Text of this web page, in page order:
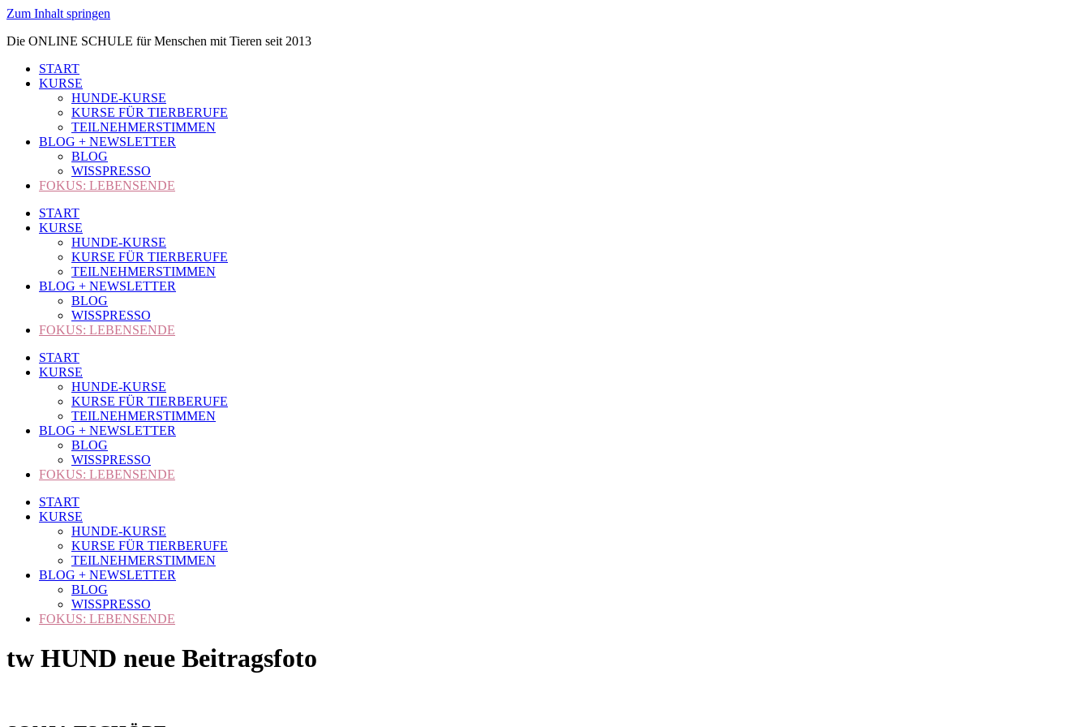
Zum Inhalt springen
Die ONLINE SCHULE für Menschen mit Tieren seit 2013
START
KURSE
HUNDE-KURSE
KURSE FÜR TIERBERUFE
TEILNEHMERSTIMMEN
BLOG + NEWSLETTER
BLOG
WISSPRESSO
FOKUS: LEBENSENDE
START
KURSE
HUNDE-KURSE
KURSE FÜR TIERBERUFE
TEILNEHMERSTIMMEN
BLOG + NEWSLETTER
BLOG
WISSPRESSO
FOKUS: LEBENSENDE
START
KURSE
HUNDE-KURSE
KURSE FÜR TIERBERUFE
TEILNEHMERSTIMMEN
BLOG + NEWSLETTER
BLOG
WISSPRESSO
FOKUS: LEBENSENDE
START
KURSE
HUNDE-KURSE
KURSE FÜR TIERBERUFE
TEILNEHMERSTIMMEN
BLOG + NEWSLETTER
BLOG
WISSPRESSO
FOKUS: LEBENSENDE
tw HUND neue Beitragsfoto